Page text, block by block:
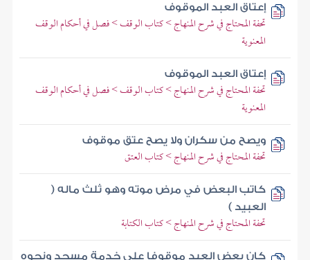
إعتاق العبد الموقوف
تحفة المحتاج في شرح المنهاج > كتاب الوقف > فصل في أحكام الوقف
المعنوية
إعتاق العبد الموقوف
تحفة المحتاج في شرح المنهاج > كتاب الوقف > فصل في أحكام الوقف
المعنوية
ويصح من سكران ولا يصح عتق موقوف
تحفة المحتاج في شرح المنهاج > كتاب العتق
كاتب البعض في مرض موته وهو ثلث ماله (
العبيد )
تحفة المحتاج في شرح المنهاج > كتاب الكتابة
كان بعض العبد موقوفا على خدمة مسجد ونحوه